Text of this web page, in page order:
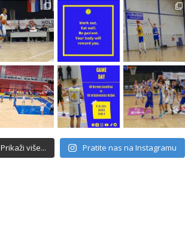
Prikaži više... Pratite nas na Instagramu